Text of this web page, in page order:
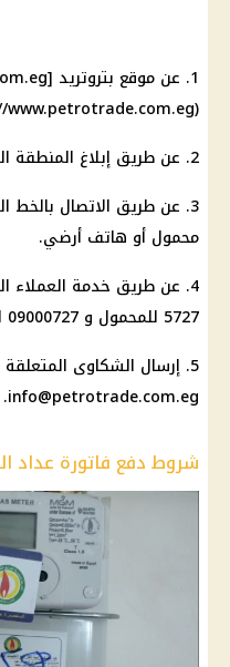
(http//www.petrotrade.com.eg)
2. عن طريق إبلاغ المنطقة التي ينتمي إليها.
محمول أو هاتف أرضي.
4. عن طريق خدمة العملاء
5727 للمحمول و 09000727 للخطوط الأرضية.
5. إرسال الشكاوى المتعلقة بالقراءة عبر البريد الإلكتروني إلى
info@petrotrade.com.eg
.
شروط دفع فاتورة عداد